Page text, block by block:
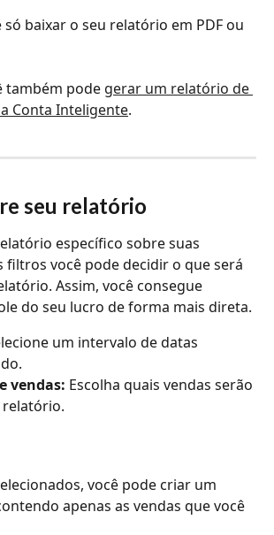
baixar o seu relatório em PDF ou
também pode gerar um relatório de
Conta Inteligente.
seu relatório
específico sobre suas
filtros você pode decidir o que será
Assim, você consegue
do seu lucro de forma mais direta.
um intervalo de datas
vendas: Escolha quais vendas serão
você pode criar um
apenas as vendas que você